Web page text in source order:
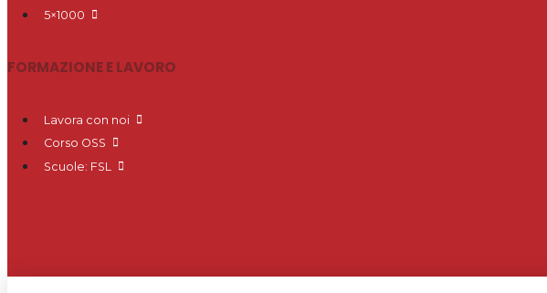
5×1000
FORMAZIONE E LAVORO
Lavora con noi
Corso OSS
Scuole: FSL